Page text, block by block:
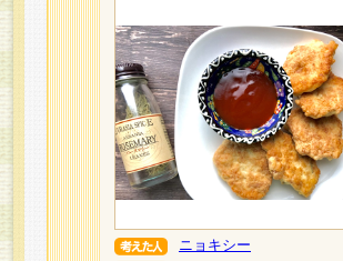
ニョキシー